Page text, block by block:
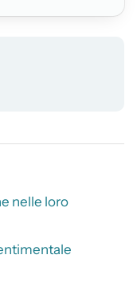
nelle loro